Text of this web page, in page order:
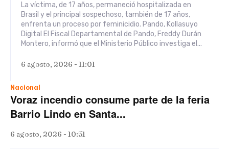
La víctima, de 17 años, permaneció hospitalizada en
Brasil y el principal sospechoso, también de 17 años,
enfrenta un proceso por feminicidio. Pando, Kollasuyo
Digital El Fiscal Departamental de Pando, Freddy Durán
Montero, informó que el Ministerio Público investiga el...
6 agosto, 2026 - 11:01
Nacional
Voraz incendio consume parte de la feria
Barrio Lindo en Santa...
6 agosto, 2026 - 10:51